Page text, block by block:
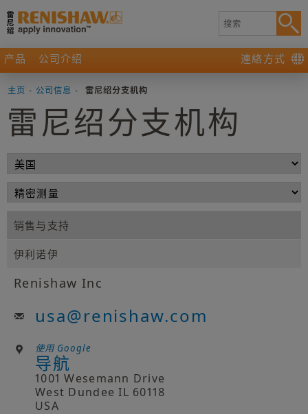
产品 公司介绍 連絡方式
主页 - 公司信息 - 雷尼绍分支机构
雷尼绍分支机构
销售与支持
伊利诺伊
Renishaw Inc
usa@renishaw.com
使用 Google
导航
1001 Wesemann Drive
West Dundee IL 60118
USA